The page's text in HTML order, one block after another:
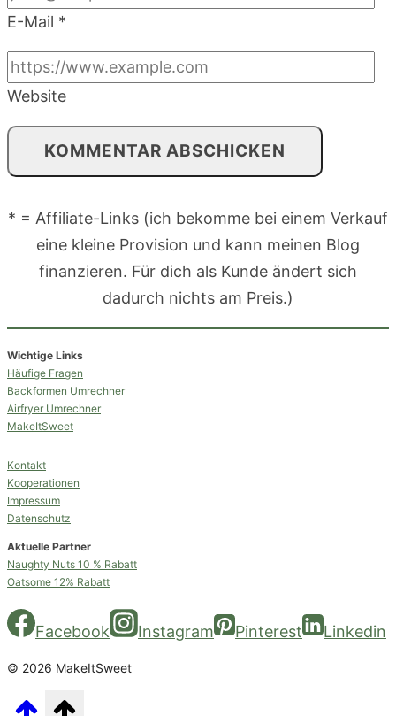
E-Mail *
Website
* = Affiliate-Links (ich bekomme bei einem Verkauf
eine kleine Provision und kann meinen Blog
finanzieren. Für dich als Kunde ändert sich
dadurch nichts am Preis.)
Wichtige Links
Häufige Fragen
Backformen Umrechner
Airfryer Umrechner
MakeItSweet
Kontakt
Kooperationen
Impressum
Datenschutz
Aktuelle Partner
Naughty Nuts 10 % Rabatt
Oatsome 12% Rabatt
Facebook Instagram Pinterest Linkedin
© 2026 MakeItSweet